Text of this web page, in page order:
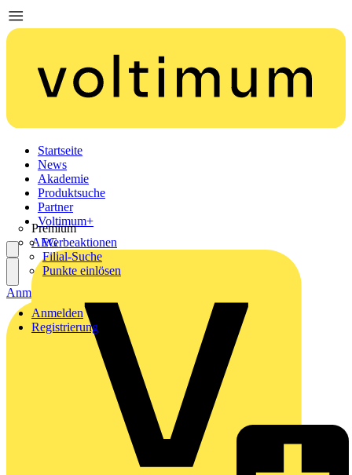
Startseite
News
Akademie
Produktsuche
Partner
Premium
AEG
Voltimum+
Werbeaktionen
Filial-Suche
Punkte einlösen
Anmelden
Registrierung
Anmelden